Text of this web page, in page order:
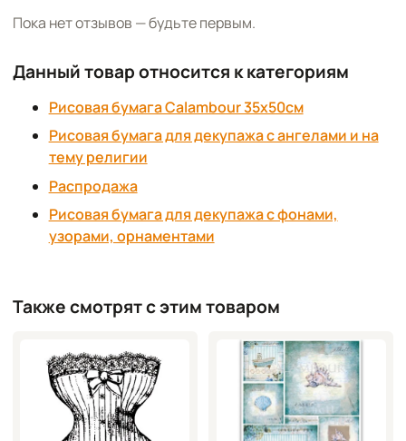
Пока нет отзывов — будьте первым.
Данный товар относится к категориям
Рисовая бумага Calambour 35х50см
Рисовая бумага для декупажа с ангелами и на
тему религии
Распродажа
Рисовая бумага для декупажа с фонами,
узорами, орнаментами
Также смотрят с этим товаром